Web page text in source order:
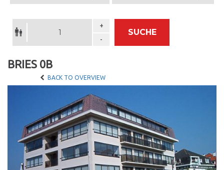
SUCHE
BRIES 0B
BACK TO OVERVIEW